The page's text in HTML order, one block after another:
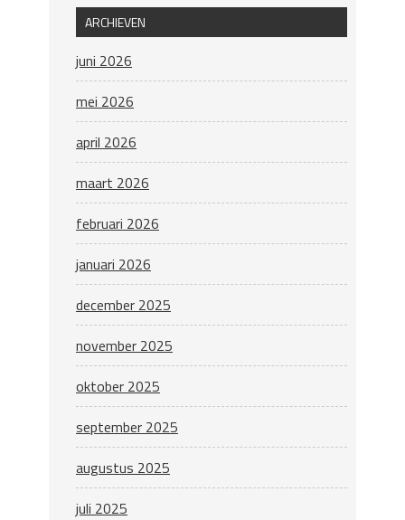
ARCHIEVEN
juni 2026
mei 2026
april 2026
maart 2026
februari 2026
januari 2026
december 2025
november 2025
oktober 2025
september 2025
augustus 2025
juli 2025